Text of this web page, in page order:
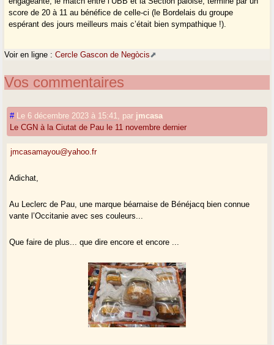
score de 20 à 11 au bénéfice de celle-ci (le Bordelais du groupe
espérant des jours meilleurs mais c’était bien sympathique !).
Voir en ligne :Cercle Gascon de Negòcis
Vos commentaires
# Le 6 décembre 2023 à 15:41 par jmcasa
Le CGN à la Ciutat de Pau le 11 novembre dernier
jmcasamayou@yahoo.fr
Adichat,
Au Leclerc de Pau, une marque béarnaise de Bénéjacq bien connue
vante l’Occitanie avec ses couleurs...
Que faire de plus... que dire encore et encore ...